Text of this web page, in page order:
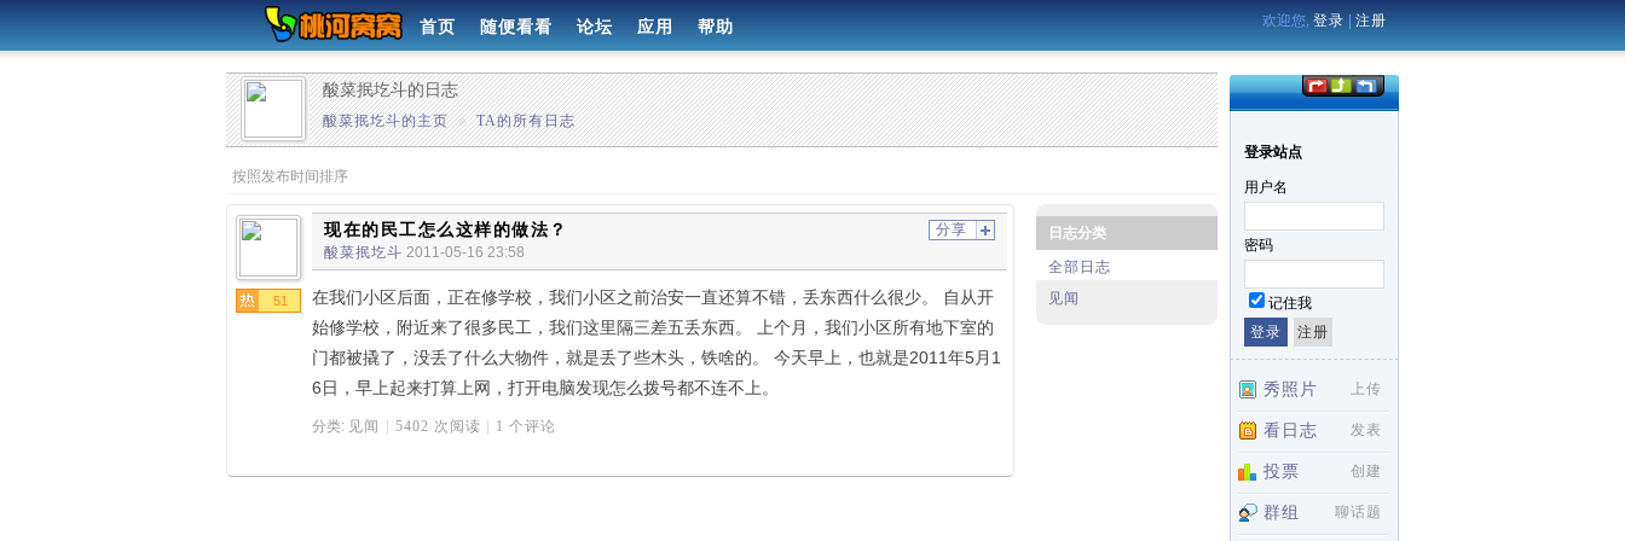
首页 随便看看 论坛 应用 帮助 欢迎您, 登录 注册
酸菜抿圪斗的日志
酸菜抿圪斗的主页 » TA的所有日志
按照发布时间排序
51
分享
现在的民工怎么这样的做法？
酸菜抿圪斗 2011-05-16 23:58
在我们小区后面，正在修学校，我们小区之前治安一直还算不错，丢东西什么很少。 自从开
始修学校，附近来了很多民工，我们这里隔三差五丢东西。 上个月，我们小区所有地下室的
门都被撬了，没丢了什么大物件，就是丢了些木头，铁啥的。 今天早上，也就是2011年5月1
6日，早上起来打算上网，打开电脑发现怎么拨号都不连不上。
分类: 见闻 5402 次阅读 1 个评论
日志分类
全部日志
见闻
登录站点
用户名
密码
记住我
秀照片 上传
看日志 发表
投票 创建
群组 聊话题